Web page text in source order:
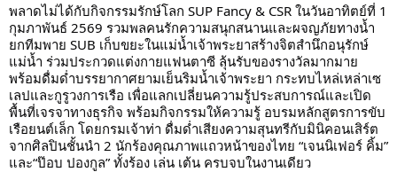
พลาดไม่ได้กับกิจกรรมรักษ์โลก SUP Fancy & CSR ในวันอาทิตย์ที่ 1
กุมภาพันธ์ 2569 รวมพลคนรักความสนุกสนานและผจญภัยทางน้ำ
ยกทีมพาย SUB เก็บขยะในแม่น้ำเจ้าพระยาสร้างจิตสำนึกอนุรักษ์
แม่น้ำ ร่วมประกวดแต่งกายแฟนตาซี ลุ้นรับของรางวัลมากมาย
พร้อมดื่มด่ำบรรยากาศยามเย็นริมน้ำเจ้าพระยา กระทบไหล่เหล่าเซ
เลปและกูรูวงการเรือ เพื่อแลกเปลี่ยนความรู้ประสบการณ์และเปิด
พื้นที่เจรจาทางธุรกิจ พร้อมกิจกรรมให้ความรู้ อบรมหลักสูตรการขับ
เรือยนต์เล็ก โดยกรมเจ้าท่า ดื่มด่ำเสียงความสุนทรีกับมินิคอนเสิร์ต
จากศิลปินชั้นนำ 2 นักร้องคุณภาพแถวหน้าของไทย “เจนนิเฟอร์ คิ้ม”
และ“ป๊อบ ปองกูล” ทั้งร้อง เล่น เต้น ครบจบในงานเดียว